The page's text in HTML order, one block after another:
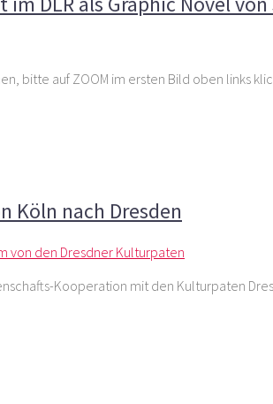
bitte auf ZOOM im ersten Bild oben links
Köln nach Dresden
Kooperation mit den Kulturpaten